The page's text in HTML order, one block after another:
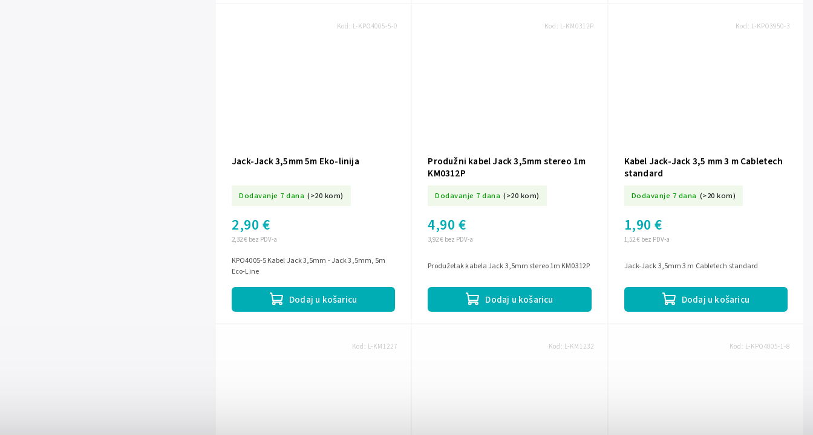
Jack-Jack 3,5mm 5m Eko-linija
Dodavanje 7 dana (>20 kom)
2,32 € bez PDV-a
2,90 €
Dodaj u košaricu
KPO4005-5 Kabel Jack 3,5mm - Jack 3,5mm, 5m
Eco-Line
Kod: L-KPO4005-5-0
Produžni kabel Jack 3,5mm stereo 1m
KM0312P
Dodavanje 7 dana (>20 kom)
3,92 € bez PDV-a
4,90 €
Dodaj u košaricu
Produžetak kabela Jack 3,5mm stereo 1m KM0312P
Kod: L-KM0312P
Kabel Jack-Jack 3,5 mm 3 m Cabletech
standard
Dodavanje 7 dana (>20 kom)
1,52 € bez PDV-a
1,90 €
Dodaj u košaricu
Jack-Jack 3,5mm 3 m Cabletech standard
Kod: L-KPO3950-3
Kod: L-KM1227 Kod: L-KM1232 Kod: L-KPO4005-1-8